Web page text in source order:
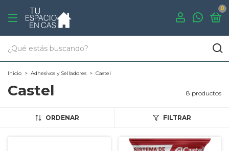
0
Inicio > Adhesivos y Selladores > Castel
Castel 8 productos
ORDENAR FILTRAR